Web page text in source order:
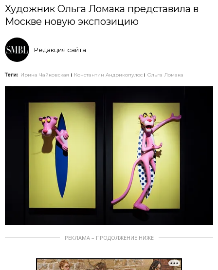
Художник Ольга Ломака представила в
Москве новую экспозицию
Редакция сайта
Теги: Ирина Чайковская Константин Андрикопулос Ольга Ломака
РЕКЛАМА – ПРОДОЛЖЕНИЕ НИЖЕ